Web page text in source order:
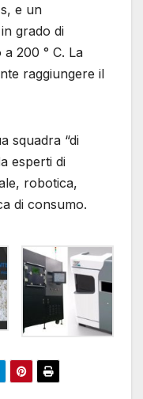
e un
grado di
200 ° C. La
raggiungere il
squadra “di
esperti di
robotica,
di consumo.